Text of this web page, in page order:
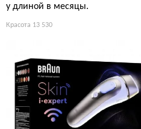
у длиной в месяцы.
Красота 13 530